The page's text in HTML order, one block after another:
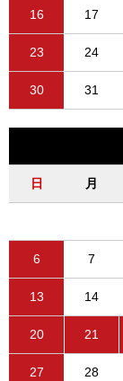
16 17
23 24
30 31
日 月
6 7
13 14
20 21
27 28